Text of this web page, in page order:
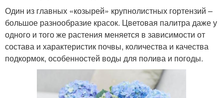
Один из главных «козырей» крупнолистных гортензий –
большое разнообразие красок. Цветовая палитра даже у
одного и того же растения меняется в зависимости от
состава и характеристик почвы, количества и качества
подкормок, особенностей воды для полива и погоды.